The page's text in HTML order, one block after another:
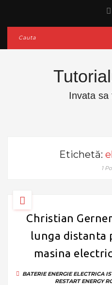
Invata sa
Etichetă:
1
Christian
lunga distanta
masina
BATERIE ENERGIE ELECTRICA
RESTART ENERGY